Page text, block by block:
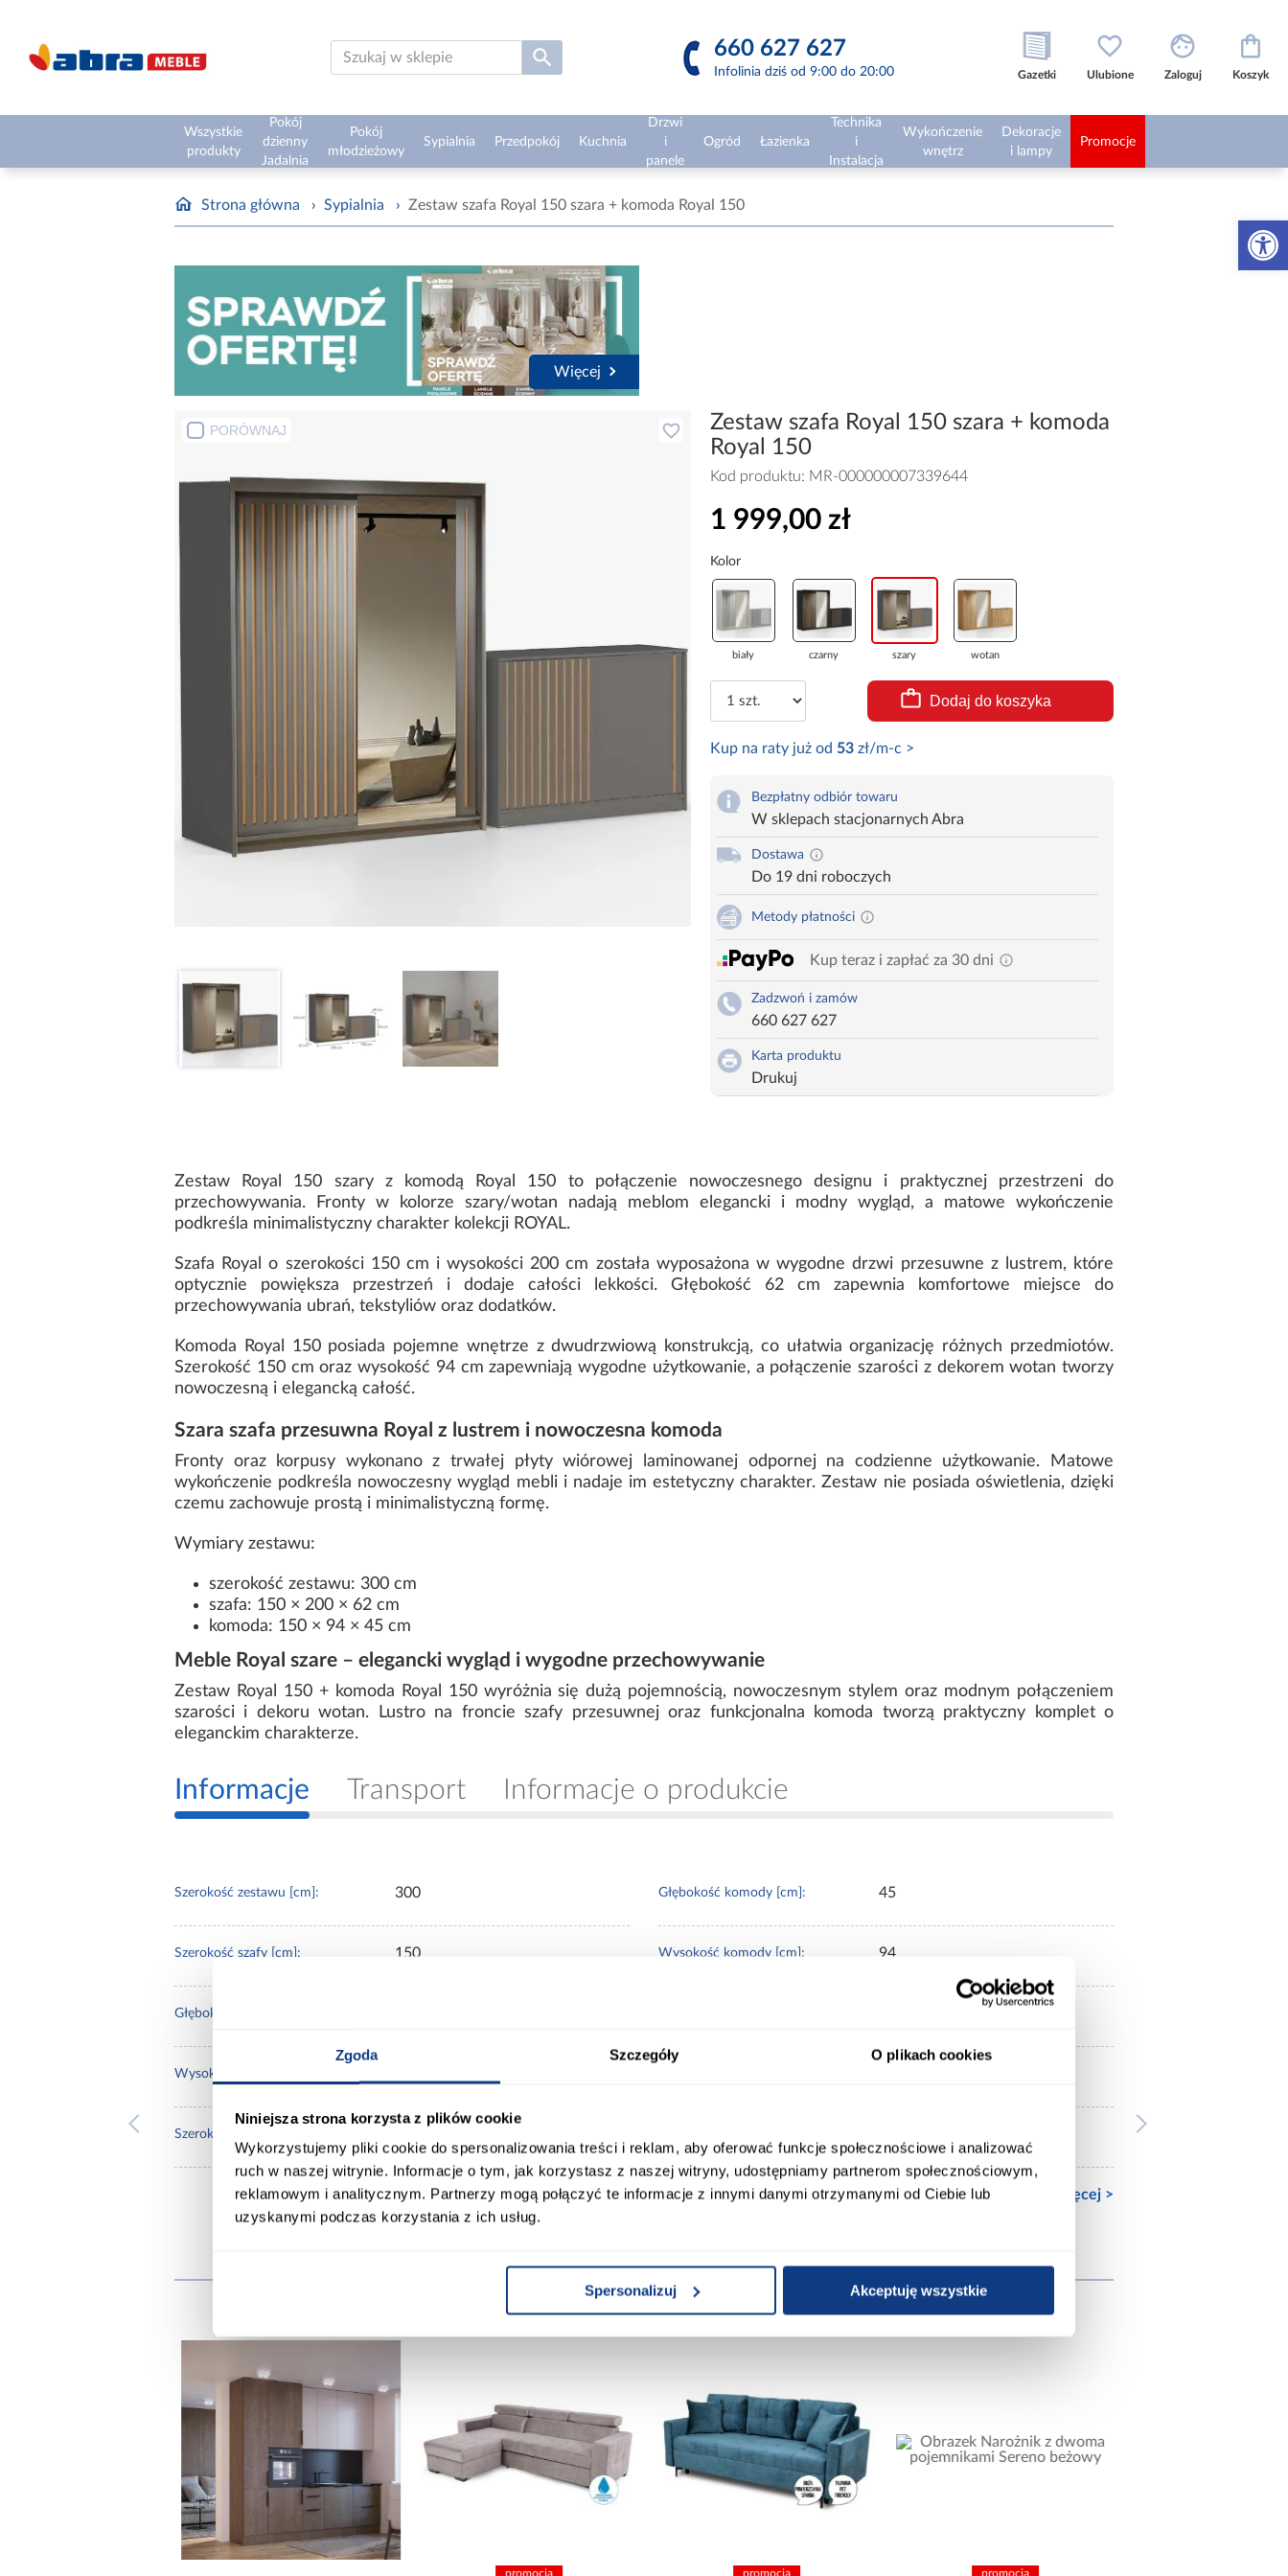
Zgoda Szczegóły O plikach cookies
Niniejsza strona korzysta z plików cookie
Wykorzystujemy pliki cookie do spersonalizowania treści i reklam, aby oferować funkcje społecznościowe i analizować
ruch w naszej witrynie. Informacje o tym, jak korzystasz z naszej witryny, udostępniamy partnerom społecznościowym,
reklamowym i analitycznym. Partnerzy mogą połączyć te informacje z innymi danymi otrzymanymi od Ciebie lub
uzyskanymi podczas korzystania z ich usług.
Spersonalizuj Akceptuję wszystkie
Otwórz
660 627 627
Infolinia dziś od 9:00 do 20:00 Gazetki Ulubione Zaloguj Koszyk
Wszystkie
produkty
Pokój
dzienny
Jadalnia
Pokój
młodzieżowy
Sypialnia Przedpokój Kuchnia
Drzwi
i
panele
Ogród Łazienka
Technika
i
Instalacja
Wykończenie
wnętrz
Dekoracje
i lampy
Promocje
Strona główna › Sypialnia › Zestaw szafa Royal 150 szara + komoda Royal 150
Więcej
PORÓWNAJ
Zestaw szafa Royal 150 szara + komoda
Royal 150
Kod produktu: MR-000000007339644
1 999,00 zł
Kolor
biały czarny szary wotan
Dodaj do koszyka
Kup na raty już od 53zł/m-c >
Bezpłatny odbiór towaru
W sklepach stacjonarnych Abra
Dostawa
Do 19 dni roboczych
Metody płatności
Kup teraz i zapłać za 30 dni
Zadzwoń i zamów
660 627 627
Karta produktu
Drukuj
Zestaw Royal 150 szary z komodą Royal 150 to połączenie nowoczesnego designu i praktycznej przestrzeni do
przechowywania. Fronty w kolorze szary/wotan nadają meblom elegancki i modny wygląd, a matowe wykończenie
podkreśla minimalistyczny charakter kolekcji ROYAL.
Szafa Royal o szerokości 150 cm i wysokości 200 cm została wyposażona w wygodne drzwi przesuwne z lustrem, które
optycznie powiększa przestrzeń i dodaje całości lekkości. Głębokość 62 cm zapewnia komfortowe miejsce do
przechowywania ubrań, tekstyliów oraz dodatków.
Komoda Royal 150 posiada pojemne wnętrze z dwudrzwiową konstrukcją, co ułatwia organizację różnych przedmiotów.
Szerokość 150 cm oraz wysokość 94 cm zapewniają wygodne użytkowanie, a połączenie szarości z dekorem wotan tworzy
nowoczesną i elegancką całość.
Szara szafa przesuwna Royal z lustrem i nowoczesna komoda
Fronty oraz korpusy wykonano z trwałej płyty wiórowej laminowanej odpornej na codzienne użytkowanie. Matowe
wykończenie podkreśla nowoczesny wygląd mebli i nadaje im estetyczny charakter. Zestaw nie posiada oświetlenia, dzięki
czemu zachowuje prostą i minimalistyczną formę.
Wymiary zestawu:
szerokość zestawu: 300 cm
szafa: 150 × 200 × 62 cm
komoda: 150 × 94 × 45 cm
Meble Royal szare – elegancki wygląd i wygodne przechowywanie
Zestaw Royal 150 + komoda Royal 150 wyróżnia się dużą pojemnością, nowoczesnym stylem oraz modnym połączeniem
szarości i dekoru wotan. Lustro na froncie szafy przesuwnej oraz funkcjonalna komoda tworzą praktyczny komplet o
eleganckim charakterze.
Informacje Transport Informacje o produkcie
Szerokość zestawu [cm]: 300
Szerokość szafy [cm]: 150
Głębokość szafy [cm]:
Wysokość szafy [cm]:
Szerokość komody [cm]:
Głębokość komody [cm]: 45
Wysokość komody [cm]: 94
Zobacz więcej >
Inni Klienci sprawdzali również
promocja promocja promocja